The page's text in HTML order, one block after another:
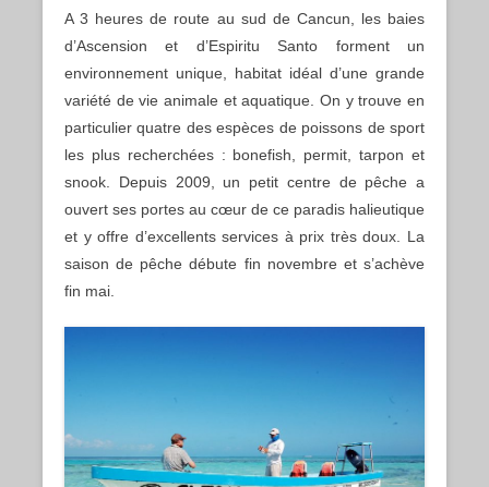
A 3 heures de route au sud de Cancun, les baies
d’Ascension et d’Espiritu Santo forment un
environnement unique, habitat idéal d’une grande
variété de vie animale et aquatique. On y trouve en
particulier quatre des espèces de poissons de sport
les plus recherchées : bonefish, permit, tarpon et
snook. Depuis 2009, un petit centre de pêche a
ouvert ses portes au cœur de ce paradis halieutique
et y offre d’excellents services à prix très doux. La
saison de pêche débute fin novembre et s’achève
fin mai.